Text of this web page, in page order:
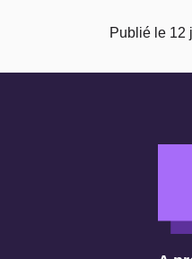
Publié le 12